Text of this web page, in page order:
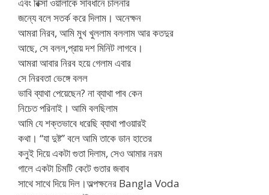
জন্যে বলে সতর্ক করে দিলাম। অনেক্ষন
আমরা নিরব, আমি মুখ খুললাম বললাম আর কতদুর
আছে, সে বলল,প্রায় দশ মিনিট লাগবে।
আমরা আবার নিরব হয়ে গেলাম এবার
সে নিরবতা ভেঙ্গে বলল
ভাবি ব্যাথা পেয়েছেন? না ব্যাথা পাব কেন
নিচেত পরিনাই। আমি বলছিলাম
আমি যে শক্তভাবে ধরেছি ব্যাথা পাওয়ারই
কথা। “যা দুষ্ট” বলে আমি তাকে ডান হাতের
কনুই দিয়ে একটা গুতা দিলাম, সেও আমার নরম
গালে একটা চিমটি কেটে গুতার জবাব
সাথে সাথে দিয়ে দিল।অল্পক্ষনের Bangla Voda